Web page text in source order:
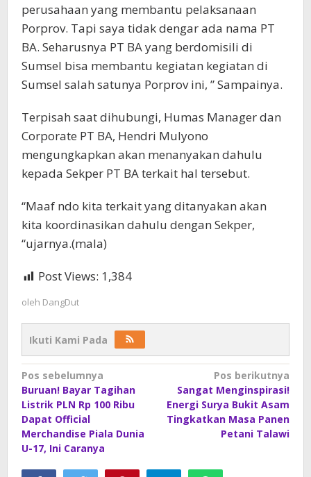
perusahaan yang membantu pelaksanaan
Porprov. Tapi saya tidak dengar ada nama PT
BA. Seharusnya PT BA yang berdomisili di
Sumsel bisa membantu kegiatan kegiatan di
Sumsel salah satunya Porprov ini, ” Sampainya.
Terpisah saat dihubungi, Humas Manager dan
Corporate PT BA, Hendri Mulyono
mengungkapkan akan menanyakan dahulu
kepada Sekper PT BA terkait hal tersebut.
“Maaf ndo kita terkait yang ditanyakan akan
kita koordinasikan dahulu dengan Sekper,
“ujarnya.(mala)
Post Views: 1,384
oleh DangDut
Ikuti Kami Pada
Navigasi
pos
Pos sebelumnya
Buruan! Bayar Tagihan
Listrik PLN Rp 100 Ribu
Dapat Official
Merchandise Piala Dunia
U-17, Ini Caranya
Pos berikutnya
Sangat Menginspirasi!
Energi Surya Bukit Asam
Tingkatkan Masa Panen
Petani Talawi